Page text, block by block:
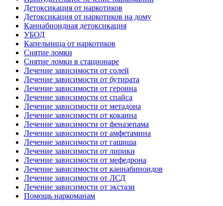
Детоксикация от наркотиков
Детоксикация от наркотиков на дому
Каннабиоидная детоксикация
УБОД
Капельница от наркотиков
Снятие ломки
Снятие ломки в стационаре
Лечение зависимости от солей
Лечение зависимости от бутирата
Лечение зависимости от героина
Лечение зависимости от спайса
Лечение зависимости от метадона
Лечение зависимости от кокаина
Лечение зависимости от феназепама
Лечение зависимости от амфетамина
Лечение зависимости от гашиша
Лечение зависимости от лирики
Лечение зависимости от мефедрона
Лечение зависимости от каннабиноидов
Лечение зависимости от ЛСД
Лечение зависимости от экстази
Помощь наркоманам